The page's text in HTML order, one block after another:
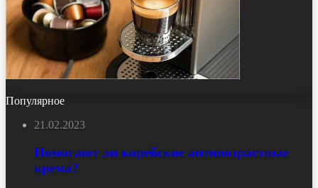
Популярное
21.02.2023
Помогают ли корейские антивозрастные
крема?